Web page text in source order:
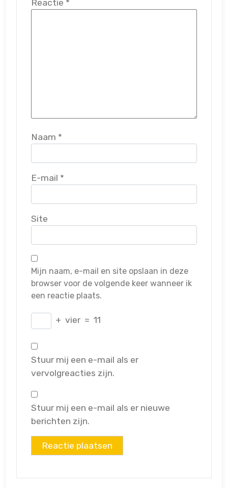
Reactie *
Naam *
E-mail *
Site
Mijn naam, e-mail en site opslaan in deze
browser voor de volgende keer wanneer ik
een reactie plaats.
+ vier = 11
Stuur mij een e-mail als er
vervolgreacties zijn.
Stuur mij een e-mail als er nieuwe
berichten zijn.